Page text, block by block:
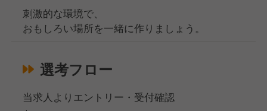
刺激的な環境で、
おもしろい場所を一緒に作りましょう。
選考フロー
当求人よりエントリー・受付確認